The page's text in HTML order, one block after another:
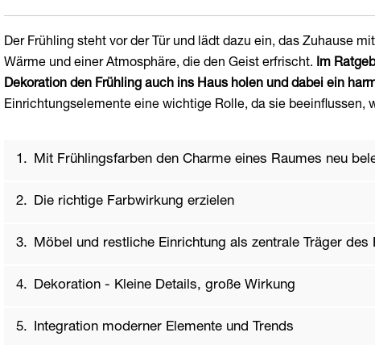
Der Frühling steht vor der Tür und lädt dazu ein, das Zuhause
Wärme und einer Atmosphäre, die den Geist erfrischt. Im
Dekoration den Frühling auch ins Haus holen und dabei ein
Einrichtungselemente eine wichtige Rolle, da sie beeinflussen,
Mit Frühlingsfarben den Charme eines Raumes neu
Die richtige Farbwirkung erzielen
Möbel und restliche Einrichtung als zentrale Träger des
Dekoration - Kleine Details, große Wirkung
Integration moderner Elemente und Trends